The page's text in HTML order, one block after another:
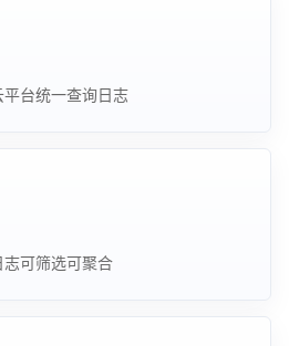
台统一查询日志
可筛选可聚合